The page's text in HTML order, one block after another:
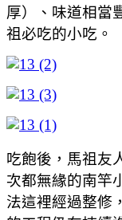
厚）、味道相當
祖必吃的小吃。
吃飽後，馬祖友
次都無緣的南竿
法這裡經過整修